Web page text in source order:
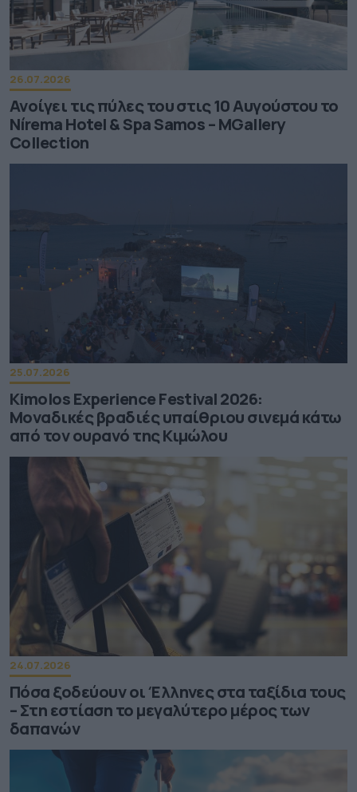
26.07.2026
Ανοίγει τις πύλες του στις 10 Αυγούστου το
Nírema Hotel & Spa Samos – MGallery
Collection
25.07.2026
Kimolos Experience Festival 2026:
Μοναδικές βραδιές υπαίθριου σινεμά κάτω
από τον ουρανό της Κιμώλου
24.07.2026
Πόσα ξοδεύουν οι Έλληνες στα ταξίδια τους
– Στη εστίαση το μεγαλύτερο μέρος των
δαπανών